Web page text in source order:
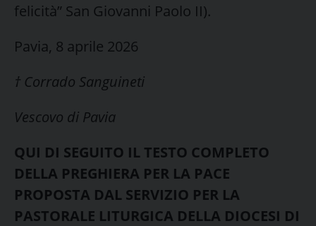
felicità” San Giovanni Paolo II).
Pavia, 8 aprile 2026
† Corrado Sanguineti
Vescovo di Pavia
QUI DI SEGUITO IL TESTO COMPLETO
DELLA PREGHIERA PER LA PACE
PROPOSTA DAL SERVIZIO PER LA
PASTORALE LITURGICA DELLA DIOCESI DI